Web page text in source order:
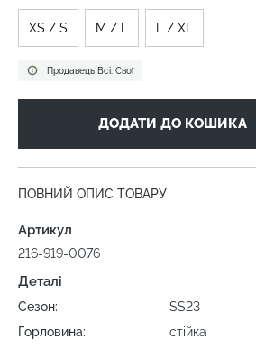
Продавець Всі. Свої
XS / S M / L L / XL
ДОДАТИ ДО КОШИКА
ПОВНИЙ ОПИС ТОВАРУ
Артикул
216-919-0076
Деталі
Сезон:
SS23
Горловина:
стійка